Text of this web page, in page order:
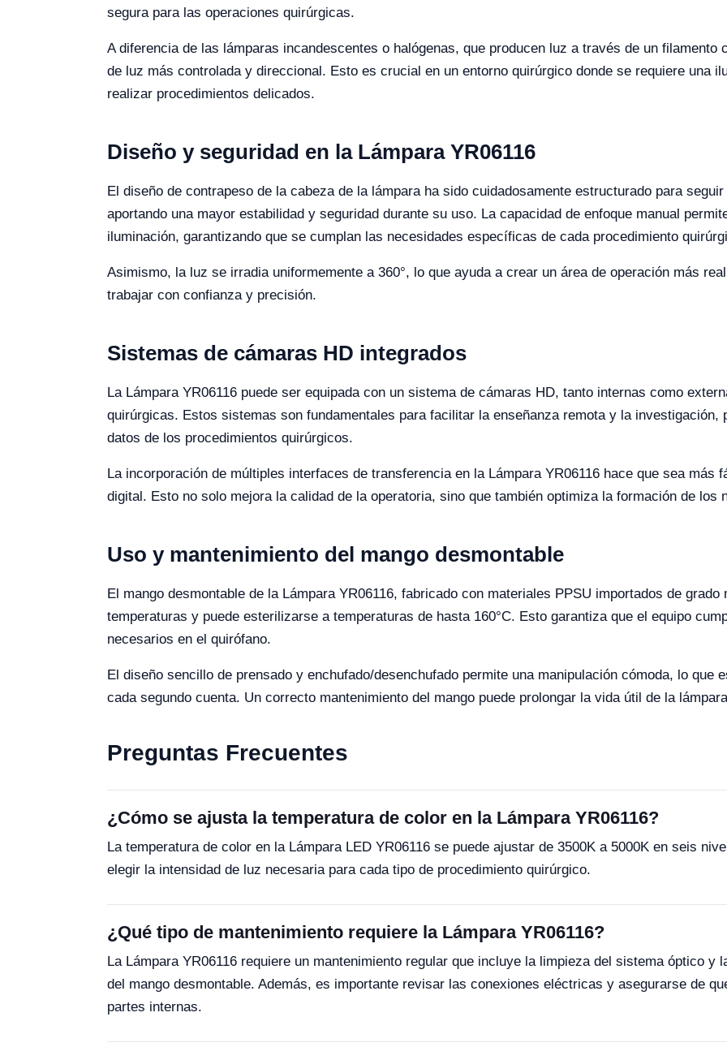
segura para las operaciones quirúrgicas.
A diferencia de las lámparas incandescentes o halógenas, que producen luz a través de un filamento
de luz más controlada y direccional. Esto es crucial en un entorno quirúrgico donde se requiere una
realizar procedimientos delicados.
Diseño y seguridad en la Lámpara YR06116
El diseño de contrapeso de la cabeza de la lámpara ha sido cuidadosamente estructurado para
aportando una mayor estabilidad y seguridad durante su uso. La capacidad de enfoque manual
iluminación, garantizando que se cumplan las necesidades específicas de cada procedimiento
Asimismo, la luz se irradia uniformemente a 360°, lo que ayuda a crear un área de operación más
trabajar con confianza y precisión.
Sistemas de cámaras HD integrados
La Lámpara YR06116 puede ser equipada con un sistema de cámaras HD, tanto internas como
quirúrgicas. Estos sistemas son fundamentales para facilitar la enseñanza remota y la investigación,
datos de los procedimientos quirúrgicos.
La incorporación de múltiples interfaces de transferencia en la Lámpara YR06116 hace que sea más
digital. Esto no solo mejora la calidad de la operatoria, sino que también optimiza la formación de los
Uso y mantenimiento del mango desmontable
El mango desmontable de la Lámpara YR06116, fabricado con materiales PPSU importados de
temperaturas y puede esterilizarse a temperaturas de hasta 160°C. Esto garantiza que el equipo
necesarios en el quirófano.
El diseño sencillo de prensado y enchufado/desenchufado permite una manipulación cómoda, lo que
cada segundo cuenta. Un correcto mantenimiento del mango puede prolongar la vida útil de la
Preguntas Frecuentes
¿Cómo se ajusta la temperatura de color en la Lámpara YR06116?
La temperatura de color en la Lámpara LED YR06116 se puede ajustar de 3500K a 5000K en seis
elegir la intensidad de luz necesaria para cada tipo de procedimiento quirúrgico.
¿Qué tipo de mantenimiento requiere la Lámpara YR06116?
La Lámpara YR06116 requiere un mantenimiento regular que incluye la limpieza del sistema óptico
del mango desmontable. Además, es importante revisar las conexiones eléctricas y asegurarse de
partes internas.